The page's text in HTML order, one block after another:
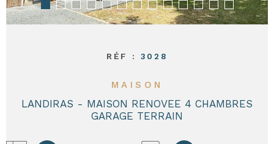
RÉF : 3028
MAISON
LANDIRAS - MAISON RENOVEE 4 CHAMBRES
GARAGE TERRAIN